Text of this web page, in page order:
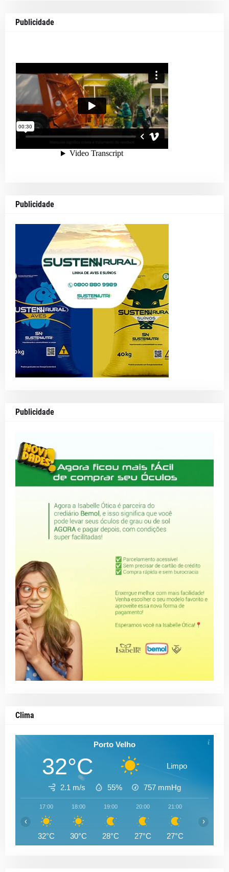
Publicidade
Publicidade
Publicidade
Clima
Porto Velho
32°C Limpo
2.1 m/s 55% 757 mmHg
17:00
32°C
18:00
30°C
19:00
28°C
20:00
27°C
21:00
27°C
‹ ›